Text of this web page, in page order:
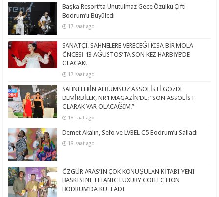
Başka Resort’ta Unutulmaz Gece Özülkü Çifti
Bodrum’u Büyüledi
17 saat ago
SANATÇI, SAHNELERE VERECEĞİ KISA BİR MOLA
ÖNCESİ 13 AĞUSTOS’TA SON KEZ HARBİYE’DE
OLACAK!
17 saat ago
SAHNELERİN ALBÜMSÜZ ASSOLİSTİ GÖZDE
DEMİRBİLEK, NR1 MAGAZİN’DE: “SON ASSOLİST
OLARAK VAR OLACAĞIM!”
18 saat ago
Demet Akalın, Sefo ve LVBEL C5 Bodrum’u Salladı
18 saat ago
ÖZGÜR ARAS’IN ÇOK KONUŞULAN KİTABI YENI
BASKISINI TITANIC LUXURY COLLECTION
BODRUM’DA KUTLADI